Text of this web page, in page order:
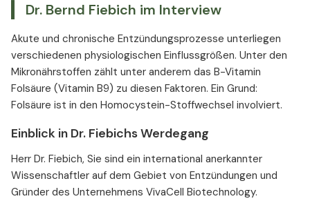
Dr. Bernd Fiebich im Interview
Akute und chronische Entzündungsprozesse unterliegen
verschiedenen physiologischen Einflussgrößen. Unter den
Mikronährstoffen zählt unter anderem das B-Vitamin
Folsäure (Vitamin B9) zu diesen Faktoren. Ein Grund:
Folsäure ist in den Homocystein-Stoffwechsel involviert.
Einblick in Dr. Fiebichs Werdegang
Herr Dr. Fiebich, Sie sind ein international anerkannter
Wissenschaftler auf dem Gebiet von Entzündungen und
Gründer des Unternehmens VivaCell Biotechnology.